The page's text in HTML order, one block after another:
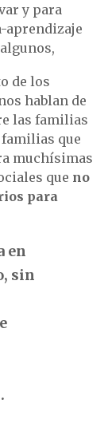
y para
aprendizaje
de los
hablan de
las familias
que
muchísimas
que no
para
en
sin